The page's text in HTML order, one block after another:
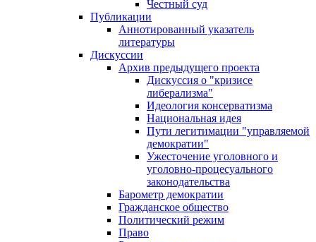
Честный суд
Публикации
Аннотированный указатель
литературы
Дискуссии
Архив предыдущего проекта
Дискуссия о "кризисе
либерализма"
Идеология консерватизма
Национальная идея
Пути легитимации "управляемой
демократии"
Ужесточение уголовного и
уголовно-процесуального
законодательства
Барометр демократии
Гражданское общество
Политический режим
Право